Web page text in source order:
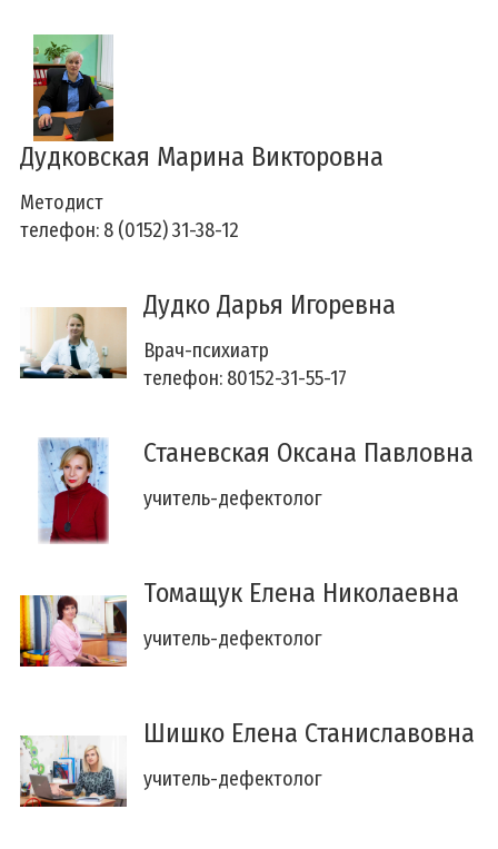
Дудковская Марина Викторовна
Методист
телефон: 8 (0152) 31-38-12
Дудко Дарья Игоревна
Врач-психиатр
телефон: 80152-31-55-17
Станевская Оксана Павловна
учитель-дефектолог
Томащук Елена Николаевна
учитель-дефектолог
Шишко Елена Станиславовна
учитель-дефектолог